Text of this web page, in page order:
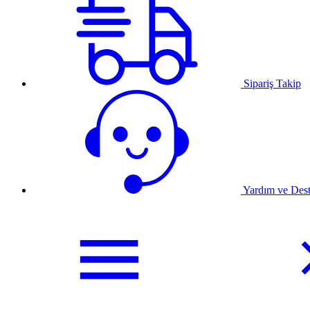
Sipariş Takip
Yardım ve